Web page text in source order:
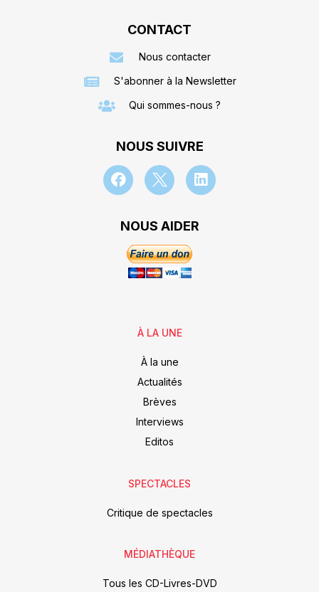
CONTACT
Nous contacter
S'abonner à la Newsletter
Qui sommes-nous ?
NOUS SUIVRE
NOUS AIDER
À LA UNE
À la une
Actualités
Brèves
Interviews
Editos
SPECTACLES
Critique de spectacles
MÉDIATHÈQUE
Tous les CD-Livres-DVD